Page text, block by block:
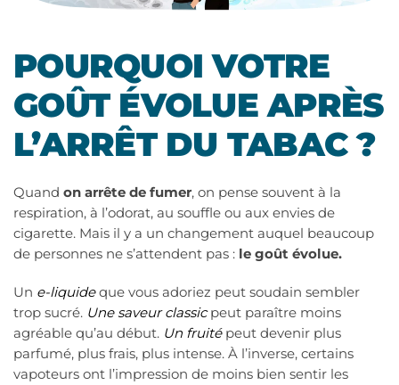
POURQUOI VOTRE
GOÛT ÉVOLUE APRÈS
L’ARRÊT DU TABAC ?
Quand on arrête de fumer, on pense souvent à la
respiration, à l’odorat, au souffle ou aux envies de
cigarette. Mais il y a un changement auquel beaucoup
de personnes ne s’attendent pas : le goût évolue.
Un e-liquideque vous adoriez peut soudain sembler
trop sucré. Une saveur classicpeut paraître moins
agréable qu’au début. Un fruitépeut devenir plus
parfumé, plus frais, plus intense. À l’inverse, certains
vapoteurs ont l’impression de moins bien sentir les